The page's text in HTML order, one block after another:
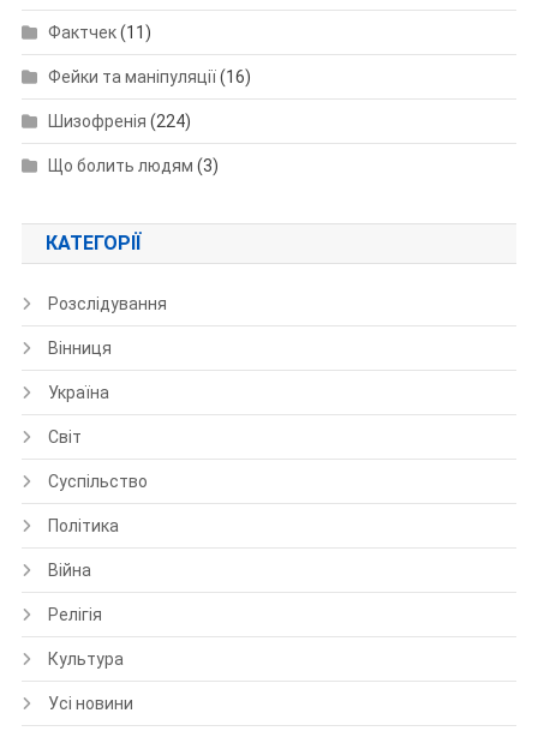
Фактчек(11)
Фейки та маніпуляції(16)
Шизофренія (224)
Що болить людям (3)
КАТЕГОРІЇ
Розслідування
Вінниця
Україна
Світ
Суспільство
Політика
Війна
Релігія
Культура
Усі новини